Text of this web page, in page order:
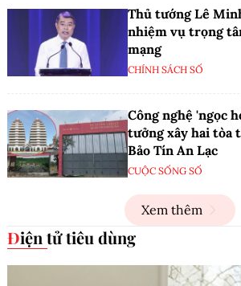
Thủ tướng Lê
nhiệm vụ trọng
mạng
CHÍNH SÁCH SỐ
Công nghệ 'ngọc
tưởng xây hai tòa
Bảo Tín An Lạc
CUỘC SỐNG SỐ
Xem thêm
Điện tử tiêu dùng